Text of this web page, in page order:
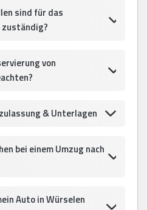
sind für das
zuständig?
von
& Unterlagen
bei einem Umzug nach
Auto in Würselen